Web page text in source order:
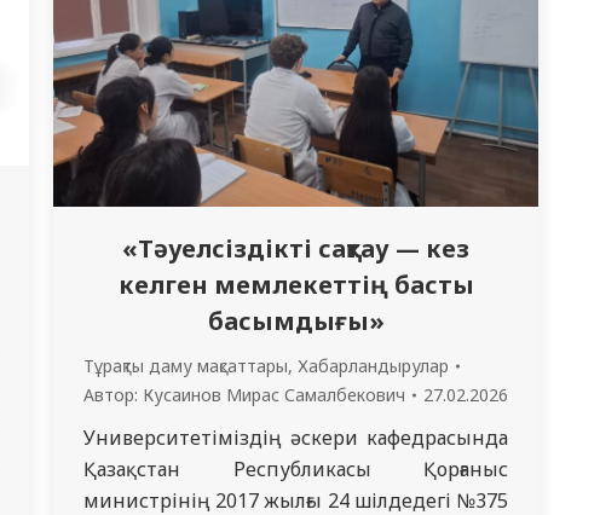
«Тәуелсіздікті сақтау — кез
келген мемлекеттің басты
басымдығы»
Тұрақты даму мақсаттары, Хабарландырулар
Автор: Кусаинов Мирас Самалбекович 27.02.2026
Университетіміздің әскери кафедрасында
Қазақстан Республикасы Қорғаныс
министрінің 2017 жылғы 24 шілдедегі №375